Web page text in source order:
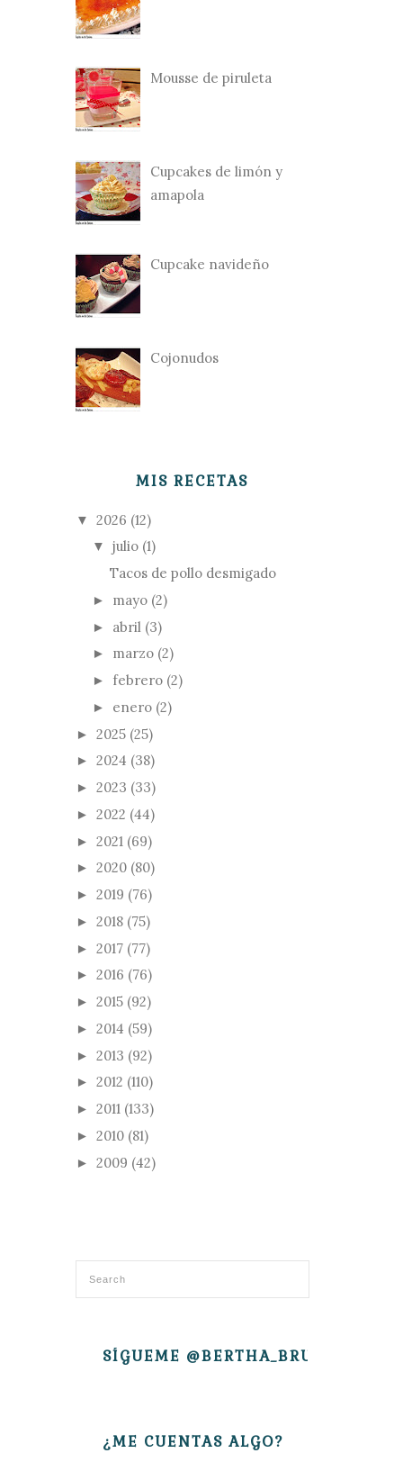
Mousse de piruleta
Cupcakes de limón y
amapola
Cupcake navideño
Cojonudos
MIS RECETAS
▼ 2026 (12)
▼ julio (1)
Tacos de pollo desmigado
► mayo (2)
► abril (3)
► marzo (2)
► febrero (2)
► enero (2)
► 2025 (25)
► 2024 (38)
► 2023 (33)
► 2022 (44)
► 2021 (69)
► 2020 (80)
► 2019 (76)
► 2018 (75)
► 2017 (77)
► 2016 (76)
► 2015 (92)
► 2014 (59)
► 2013 (92)
► 2012 (110)
► 2011 (133)
► 2010 (81)
► 2009 (42)
SÍGUEME @BERTHA_BRUJITA
¿ME CUENTAS ALGO?